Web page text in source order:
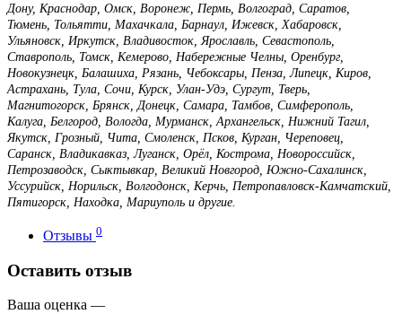
Дону, Краснодар, Омск, Воронеж, Пермь, Волгоград, Саратов,
Тюмень, Тольятти, Махачкала, Барнаул, Ижевск, Хабаровск,
Ульяновск, Иркутск, Владивосток, Ярославль, Севастополь,
Ставрополь, Томск, Кемерово, Набережные Челны, Оренбург,
Новокузнецк, Балашиха, Рязань, Чебоксары, Пенза, Липецк, Киров,
Астрахань, Тула, Сочи, Курск, Улан-Удэ, Сургут, Тверь,
Магнитогорск, Брянск, Донецк, Самара, Тамбов, Симферополь,
Калуга, Белгород, Вологда, Мурманск, Архангельск, Нижний Тагил,
Якутск, Грозный, Чита, Смоленск, Псков, Курган, Череповец,
Саранск, Владикавказ, Луганск, Орёл, Кострома, Новороссийск,
Петрозаводск, Сыктывкар, Великий Новгород, Южно-Сахалинск,
Уссурийск, Норильск, Волгодонск, Керчь, Петропавловск-Камчатский,
Пятигорск, Находка, Мариуполь и другие.
Отзывы 0
Оставить отзыв
Ваша оценка —